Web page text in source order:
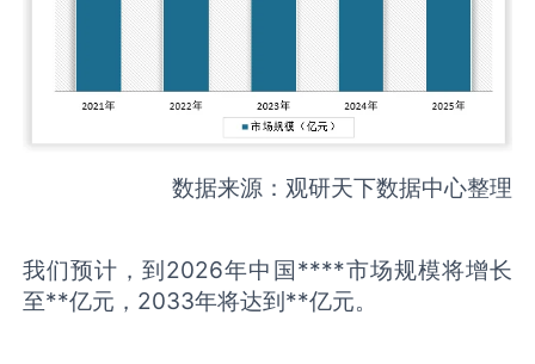
数据来源：观研天下数据中心整理
我们预计，到2026年中国****市场规模将增长
至**亿元，2033年将达到**亿元。